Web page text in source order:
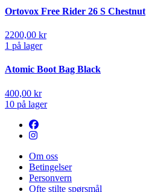
Ortovox Free Rider 26 S Chestnut
2200,00 kr
1 på lager
Atomic Boot Bag Black
400,00 kr
10 på lager
Om oss
Betingelser
Personvern
Ofte stilte spørsmål